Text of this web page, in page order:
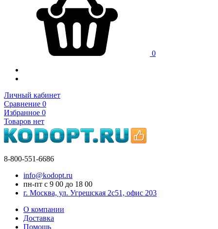
0
Личный кабинет
Сравнение 0
Избранное 0
Товаров нет
8-800-551-6686
info@kodopt.ru
пн-пт с 9 00 до 18 00
г. Москва, ул. Угрешская 2с51, офис 203
О компании
Доставка
Помощь